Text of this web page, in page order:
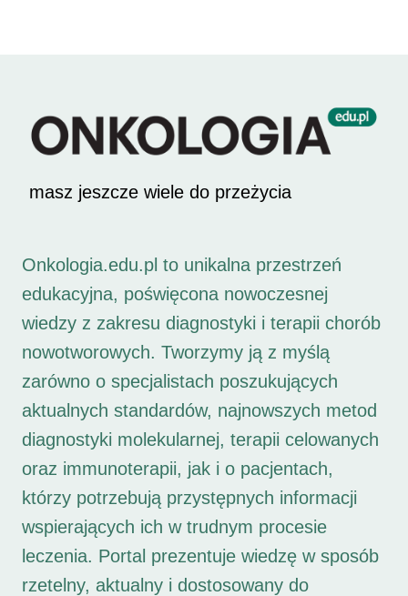
masz jeszcze wiele do przeżycia
Onkologia.edu.pl to unikalna przestrzeń
edukacyjna, poświęcona nowoczesnej
wiedzy z zakresu diagnostyki i terapii chorób
nowotworowych. Tworzymy ją z myślą
zarówno o specjalistach poszukujących
aktualnych standardów, najnowszych metod
diagnostyki molekularnej, terapii celowanych
oraz immunoterapii, jak i o pacjentach,
którzy potrzebują przystępnych informacji
wspierających ich w trudnym procesie
leczenia. Portal prezentuje wiedzę w sposób
rzetelny, aktualny i dostosowany do